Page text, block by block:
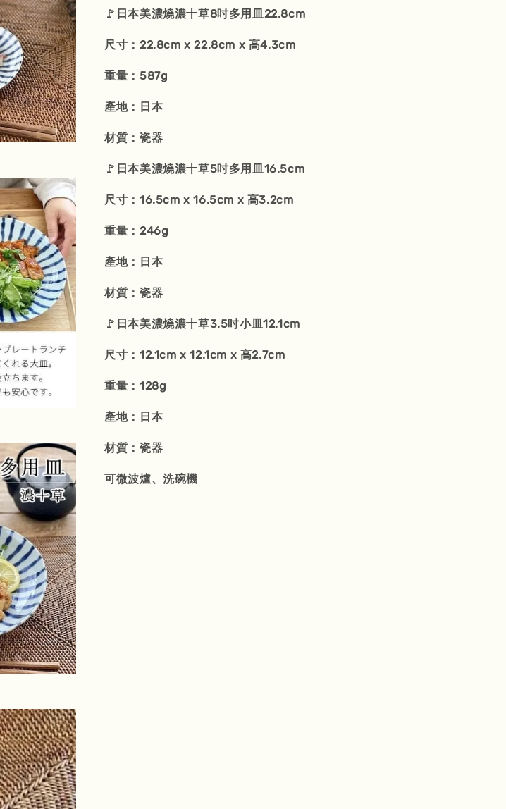
🚩日本美濃燒濃十草8吋多用皿22.8cm
尺寸：22.8cm x 22.8cm x 高4.3cm
重量：587g
產地：日本
材質：瓷器
🚩日本美濃燒濃十草5吋多用皿16.5cm
尺寸：16.5cm x 16.5cm x 高3.2cm
重量：246g
產地：日本
材質：瓷器
🚩日本美濃燒濃十草3.5吋小皿12.1cm
尺寸：12.1cm x 12.1cm x 高2.7cm
重量：128g
產地：日本
材質：瓷器
可微波爐、洗碗機